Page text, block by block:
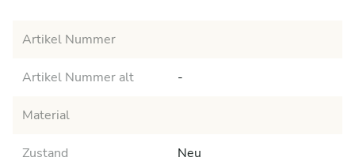
Artikel Nummer
Artikel Nummer alt -
Material
Zustand Neu